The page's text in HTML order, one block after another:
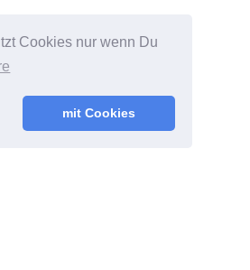
Cookies nur wenn Du
mit Cookies